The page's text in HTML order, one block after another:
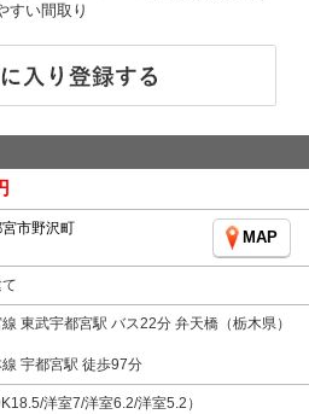
すい間取り
市野沢町
MAP
東武宇都宮駅 バス22分 弁天橋（栃木県）
線 宇都宮駅 徒歩97分
洋室7/洋室6.2/洋室5.2）